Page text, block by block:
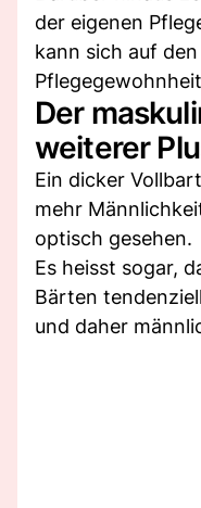
der eigenen
kann sich auf den
Der
weiterer
Ein dicker
mehr
optisch gesehen.
Es heisst sogar,
Bärten
und daher